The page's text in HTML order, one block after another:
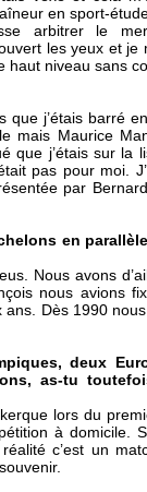
en sport-
arbitrer le
les yeux et je
haut niveau sans
que j’étais barré
mais Maurice
que j’étais sur la
pas pour moi.
par
en
Nous avons
nous avions
Dès 1990
deux
as-tu
lors du
à domicile.
c’est un